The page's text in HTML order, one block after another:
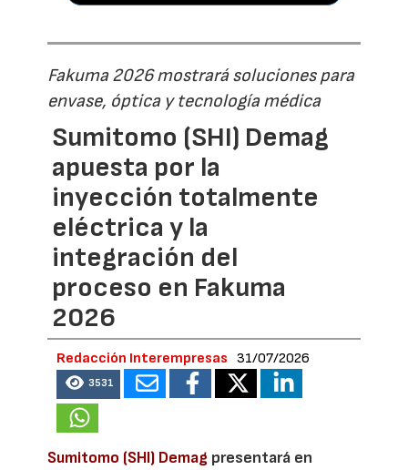
Fakuma 2026 mostrará soluciones para
envase, óptica y tecnología médica
Sumitomo (SHI) Demag
apuesta por la
inyección totalmente
eléctrica y la
integración del
proceso en Fakuma
2026
Redacción Interempresas 31/07/2026
3531
Sumitomo (SHI) Demag presentará en